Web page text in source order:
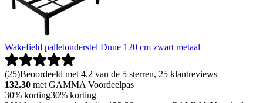
Wakefield palletonderstel Dune 120 cm zwart metaal
(25)Beoordeeld met 4.2 van de 5 sterren, 25 klantreviews
132.30 met GAMMA Voordeelpas
30% korting30% korting